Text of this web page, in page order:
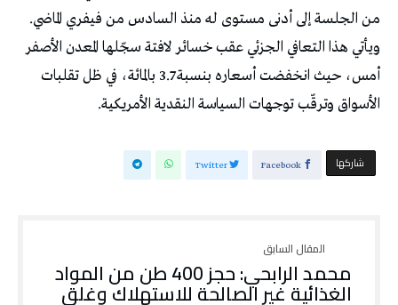
من الجلسة إلى أدنى مستوى له منذ السادس من فيفري الماضي.
ويأتي هذا التعافي الجزئي عقب خسائر لافتة سجّلها المعدن الأصفر
أمس، حيث انخفضت أسعاره بنسبة 3.7 بالمائة، في ظل تقلبات
الأسواق وترقّب توجهات السياسة النقدية الأمريكية.
‫‫ شاركها‬ Facebook
Twitter
محمد الرابحي: حجز 400 طن من المواد
الغذائية غير الصالحة للاستهلاك وغلق